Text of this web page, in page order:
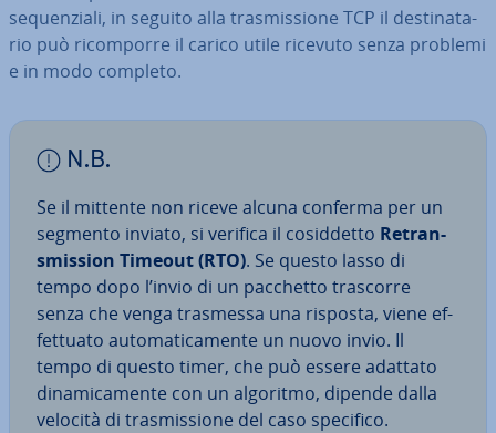
se­quen­zia­li, in seguito alla tra­smis­sio­ne TCP il de­sti­na­ta­
rio può ri­com­por­re il carico utile ricevuto senza problemi
e in modo completo.
N.B.
Se il mittente non riceve alcuna conferma per un
segmento inviato, si verifica il co­sid­det­to Re­tran­
smis­sion Timeout (RTO). Se questo lasso di
tempo dopo l’invio di un pacchetto trascorre
senza che venga trasmessa una risposta, viene ef­
fet­tua­to au­to­ma­ti­ca­men­te un nuovo invio. Il
tempo di questo timer, che può essere adattato
di­na­mi­ca­men­te con un algoritmo, dipende dalla
velocità di tra­smis­sio­ne del caso specifico.